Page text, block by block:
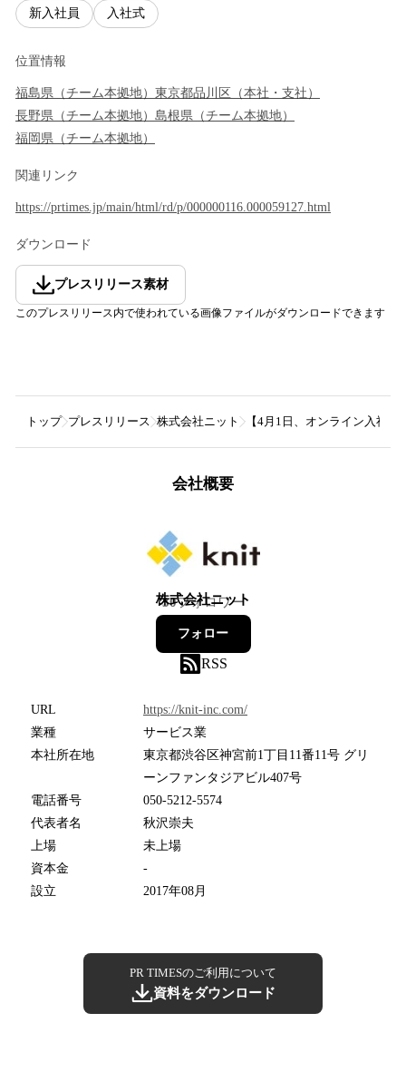
新入社員 入社式
位置情報
福島県 （チーム本拠地） 東京都品川区 （本社・支社 ）
長野県 （チーム本拠地） 島根県 （チーム本拠地）
福岡県 （チーム本拠地）
関連リンク
https://prtimes.jp/main/html/rd/p/000000116.000059127.html
ダウンロード
プレスリリース素材
このプレスリリース内で使われている画像ファイルがダウンロードできます
トップ プレスリリース 株式会社ニット 【4月1日、オンライン入社
会社概要
株式会社ニット
30フォロワー
フォロー
RSS
URL
https://knit-inc.com/
業種
サービス業
本社所在地
東京都渋谷区神宮前1丁目11番11号 グリ
ーンファンタジアビル407号
電話番号
050-5212-5574
代表者名
秋沢崇夫
上場
未上場
資本金
-
設立
2017年08月
PR TIMESのご利用について
資料をダウンロード